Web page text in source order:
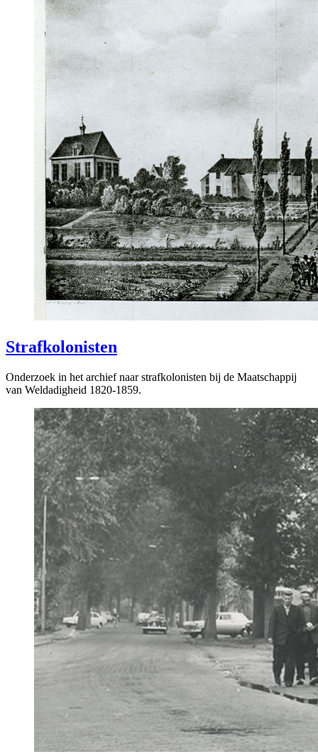
Strafkolonisten
Onderzoek in het archief naar strafkolonisten bij de Maatschappij
van Weldadigheid 1820-1859.